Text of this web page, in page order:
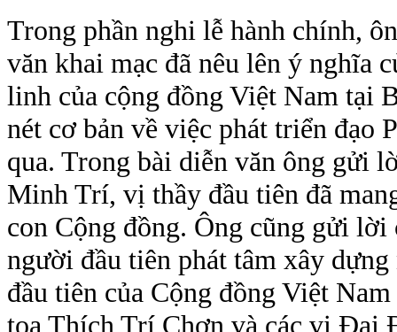
Trong phần nghi lễ hành chính,
văn khai mạc đã nêu lên ý nghĩa
linh của cộng đồng Việt Nam tại
nét cơ bản về việc phát triển đạo
qua. Trong bài diễn văn ông gửi
Minh Trí, vị thầy đầu tiên đã
con Cộng đồng. Ông cũng gửi
người đầu tiên phát tâm xây
đầu tiên của Cộng đồng Việt
tọa Thích Trí Chơn và các vị Đại